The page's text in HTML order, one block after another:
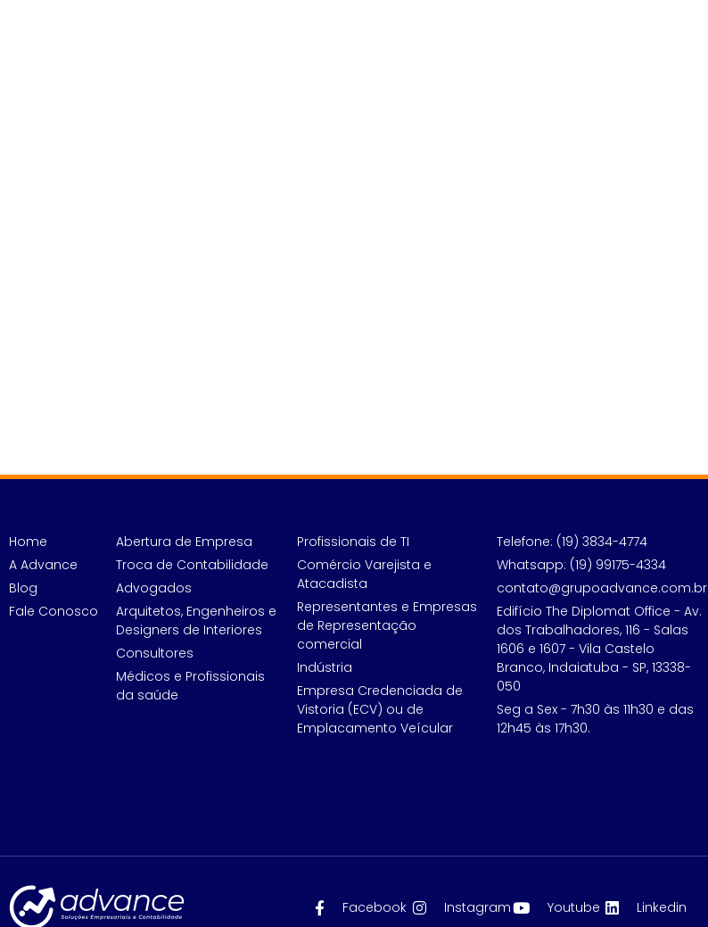
Home
A Advance
Blog
Fale Conosco
Abertura de Empresa
Troca de Contabilidade
Advogados
Arquitetos, Engenheiros e
Designers de Interiores
Consultores
Médicos e Profissionais
da saúde
Profissionais de TI
Comércio Varejista e
Atacadista
Representantes e Empresas
de Representação
comercial
Indústria
Empresa Credenciada de
Vistoria (ECV) ou de
Emplacamento Veícular
Telefone: (19) 3834-4774
Whatsapp: (19) 99175-4334
contato@grupoadvance.com.br
Edifício The Diplomat Office - Av.
dos Trabalhadores, 116 - Salas
1606 e 1607 - Vila Castelo
Branco, Indaiatuba - SP, 13338-
050
Seg a Sex - 7h30 às 11h30 e das
12h45 às 17h30.
Facebook Instagram Youtube Linkedin